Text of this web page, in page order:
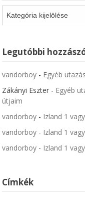
Legutóbbi
vandorboy- Egyéb
Zákányi Eszter- Egyéb
útjaim
vandorboy- Izland 1
vandorboy- Izland 1
vandorboy- Izland 1
Címkék